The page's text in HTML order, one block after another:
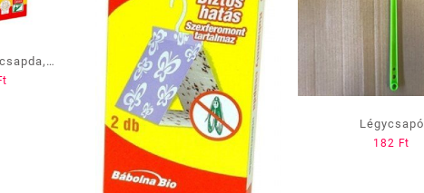
2 db-os
Légycsapó
182 Ft